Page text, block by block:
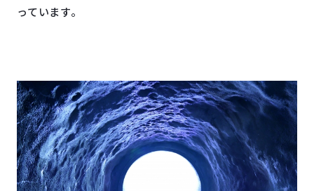
っています。